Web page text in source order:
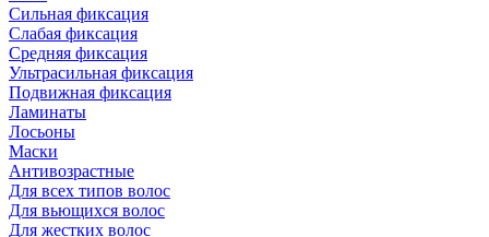
Сильная фиксация
Слабая фиксация
Средняя фиксация
Ультрасильная фиксация
Подвижная фиксация
Ламинаты
Лосьоны
Маски
Антивозрастные
Для всех типов волос
Для вьющихся волос
Для жестких волос